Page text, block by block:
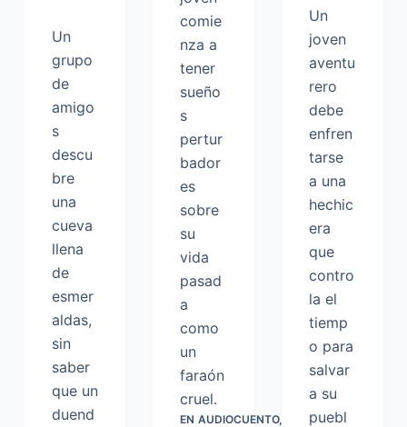
Un
grupo
de
amigo
s
descu
bre
una
cueva
llena
de
esmer
aldas,
sin
saber
que un
duend
comie
nza a
tener
sueño
s
pertur
bador
es
sobre
su
vida
pasad
a
como
un
faraón
cruel.
EN AUDIOCUENTO,
Un
joven
aventu
rero
debe
enfren
tarse
a una
hechic
era
que
contro
la el
tiemp
o para
salvar
a su
puebl